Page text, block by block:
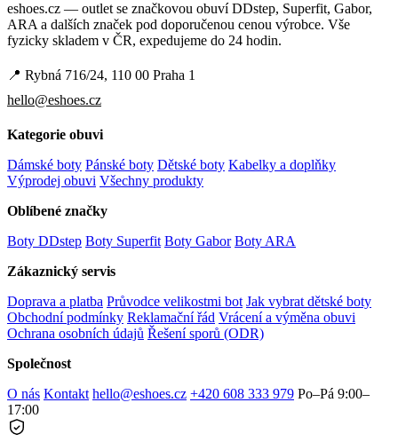
eshoes.cz — outlet se značkovou obuví DDstep, Superfit, Gabor,
ARA a dalších značek pod doporučenou cenou výrobce. Vše
fyzicky skladem v ČR, expedujeme do 24 hodin.
📍 Rybná 716/24, 110 00 Praha 1
hello@eshoes.cz
Kategorie obuvi
Dámské boty Pánské boty Dětské boty Kabelky a doplňky
Výprodej obuvi Všechny produkty
Oblíbené značky
Boty DDstep Boty Superfit Boty Gabor Boty ARA
Zákaznický servis
Doprava a platba Průvodce velikostmi bot Jak vybrat dětské boty
Obchodní podmínky Reklamační řád Vrácení a výměna obuvi
Ochrana osobních údajů Řešení sporů (ODR)
Společnost
O nás Kontakt hello@eshoes.cz +420 608 333 979 Po–Pá 9:00–
17:00